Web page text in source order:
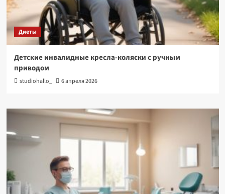
Диеты
Детские инвалидные кресла-коляски с ручным
приводом
studiohallo_ 6 апреля 2026